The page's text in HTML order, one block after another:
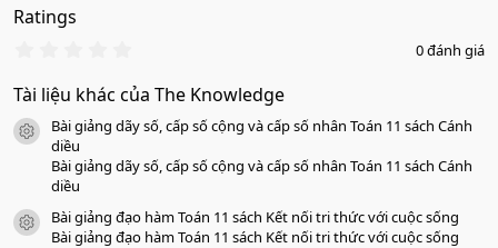
Ratings
0
0
a
0 đánh giá
Tài liệu khác của The Knowledge
icon tài liệu
Bài giảng dãy số, cấp số cộng và cấp số nhân Toán 11 sách Cánh
diều
Bài giảng dãy số, cấp số cộng và cấp số nhân Toán 11 sách Cánh
diều
icon tài liệu
Bài giảng đạo hàm Toán 11 sách Kết nối tri thức với cuộc sống
Bài giảng đạo hàm Toán 11 sách Kết nối tri thức với cuộc sống